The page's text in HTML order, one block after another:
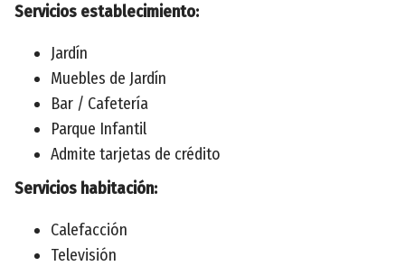
Servicios establecimiento:
Jardín
Muebles de Jardín
Bar / Cafetería
Parque Infantil
Admite tarjetas de crédito
Servicios habitación:
Calefacción
Televisión